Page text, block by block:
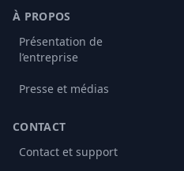
À PROPOS
Présentation de
l’entreprise
Presse et médias
CONTACT
Contact et support